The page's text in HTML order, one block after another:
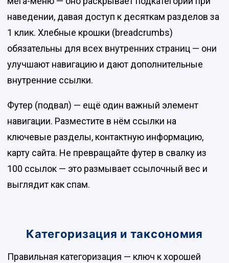
наведении, давая доступ к десяткам разделов за
1 клик. Хлебные крошки (breadcrumbs)
обязательны для всех внутренних страниц — они
улучшают навигацию и дают дополнительные
внутренние ссылки.
Футер (подвал) — ещё один важный элемент
навигации. Разместите в нём ссылки на
ключевые разделы, контактную информацию,
карту сайта. Не превращайте футер в свалку из
100 ссылок — это размывает ссылочный вес и
выглядит как спам.
Категоризация и таксономия
Правильная категоризация — ключ к хорошей